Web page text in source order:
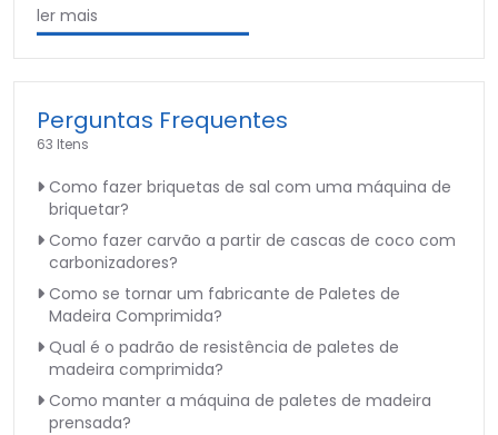
ler mais
Perguntas Frequentes
63 Itens
Como fazer briquetas de sal com uma máquina de
briquetar?
Como fazer carvão a partir de cascas de coco com
carbonizadores?
Como se tornar um fabricante de Paletes de
Madeira Comprimida?
Qual é o padrão de resistência de paletes de
madeira comprimida?
Como manter a máquina de paletes de madeira
prensada?